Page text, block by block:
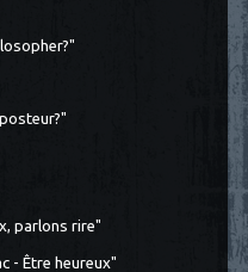
parlons rire"
- Être heureux"